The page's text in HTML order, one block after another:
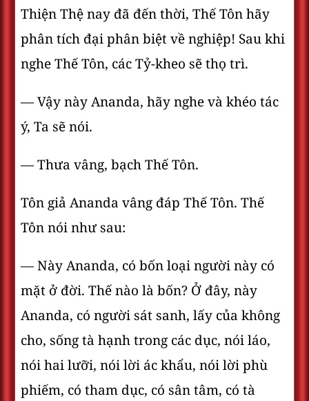
Thiện Thệ nay đã đến thời, Thế Tôn hãy
phân tích đại phân biệt về nghiệp! Sau khi
nghe Thế Tôn, các Tỷ-kheo sẽ thọ trì.
— Vậy này Ananda, hãy nghe và khéo tác
ý, Ta sẽ nói.
— Thưa vâng, bạch Thế Tôn.
Tôn giả Ananda vâng đáp Thế Tôn. Thế
Tôn nói như sau:
— Này Ananda, có bốn loại người này có
mặt ở đời. Thế nào là bốn? Ở đây, này
Ananda, có người sát sanh, lấy của không
cho, sống tà hạnh trong các dục, nói láo,
nói hai lưỡi, nói lời ác khẩu, nói lời phù
phiếm, có tham dục, có sân tâm, có tà